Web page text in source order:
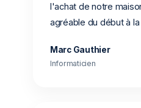
l'achat de notre
agréable du début à la
Marc Gauthier
Informaticien